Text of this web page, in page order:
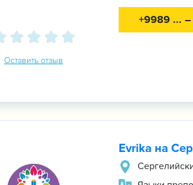
Оставить отзыв
+9989 ... –
Evrika на